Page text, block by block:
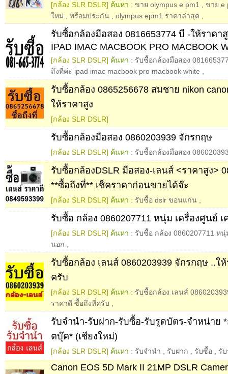
[กล้อง SLR DSLR] ค้นหา : ขาย olympus e pm1
ขาย e
ใหม่
พร้อมประกัน olympus epm1 ราคาล่าสุด
รับซื้อกล้องมือสอง 0816653774 บี -ให้ราคา
IPAD IMAC MACBOOK PRO MACBOOK
[กล้อง SLR DSLR] ค้นหา : รับซื้อกล้องมือสอง
ถึงที่ค่ะ ipad imac macbook pro macbook white
รับซื้อกล้อง 0865256678 สมชาย nikon
ให้ราคาสูง
[กล้อง SLR DSLR]
รับซื้อกล้องมือสอง 0860203939 จักรกฤษ
[กล้อง SLR DSLR] ค้นหา : รับซื้อกล้องมือสอง
รับซื้อกล้องDSLR มือสอง-เลนส์ <ราคาสูง>
**ซื้อถึงที่** เช็คราคาก่อนขายได้จ๊ะ
[กล้อง SLR DSLR] ค้นหา : รับซื้อ dslr ขอนแก่น
รับซื้อ กล้อง 0860207711 หนุ่ม เครื่องศูนย์ เ
[กล้อง SLR DSLR] ค้นหา : รับซื้อ กล้อง 0860207711 หนุ่
นอก
รับซื้อกล้อง เลนส์ 0860203939 จักรกฤษ ..ใ
ครับ
[กล้อง SLR DSLR] ค้นหา : รับซื้อกล้อง เลนส์
ราคาดี ซื้อถึงที่ครับ
รับจำนำ-รับฝาก-รับซื้อ-รับรูดบัตร-จำหน่าย
ตบุ๊ค* (เชียงใหม่)
[กล้อง SLR DSLR] ค้นหา : รับจำนำ รับฝาก รับซื้อ รั
Canon EOS 5D Mark II 21MP DSLR